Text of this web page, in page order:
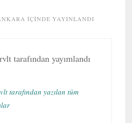
IÇINDE YAYINLANDI
tarafından yayımlandı
tarafından yazılan tüm